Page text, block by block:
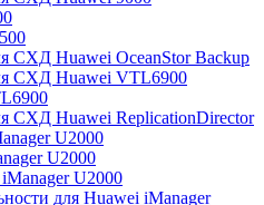
СХД Huawei OceanStor Backup
СХД Huawei VTL6900
СХД Huawei ReplicationDirector
U2000
U2000
U2000
для Huawei iManager